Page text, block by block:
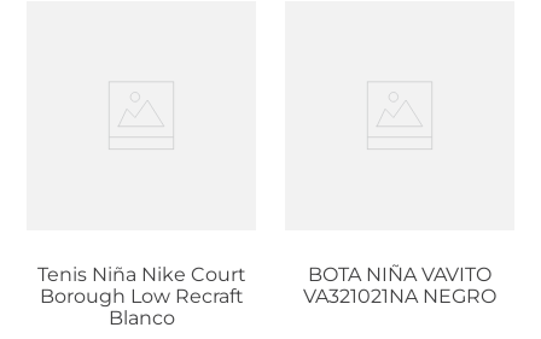
Tenis Niña Nike Court
Borough Low Recraft
Blanco
BOTA NIÑA VAVITO
VA321021NA NEGRO